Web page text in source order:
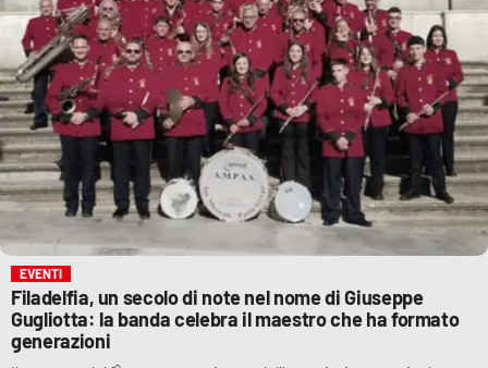
EVENTI
Filadelfia, un secolo di note nel nome di Giuseppe
Gugliotta: la banda celebra il maestro che ha formato
generazioni